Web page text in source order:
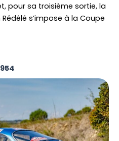
pour sa troisième sortie, la
s’impose à la Coupe